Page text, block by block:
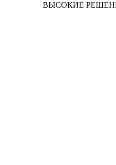
ВЫСОКИЕ